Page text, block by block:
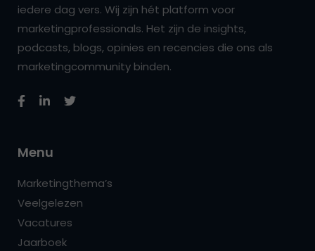
iedere dag vers. Wij zijn hét platform voor
marketingprofessionals. Het zijn de insights,
podcasts, blogs, opinies en recencies die ons als
marketingcommunity binden.
Menu
Marketingthema’s
Veelgelezen
Vacatures
Jaarboek